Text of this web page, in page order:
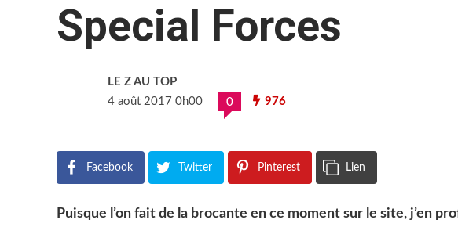
Special Forces
LE Z AU TOP
4 août 2017 0h00
0 976
Facebook Twitter Pinterest Lien
Puisque l’on fait de la brocante en ce moment sur le site, j’en